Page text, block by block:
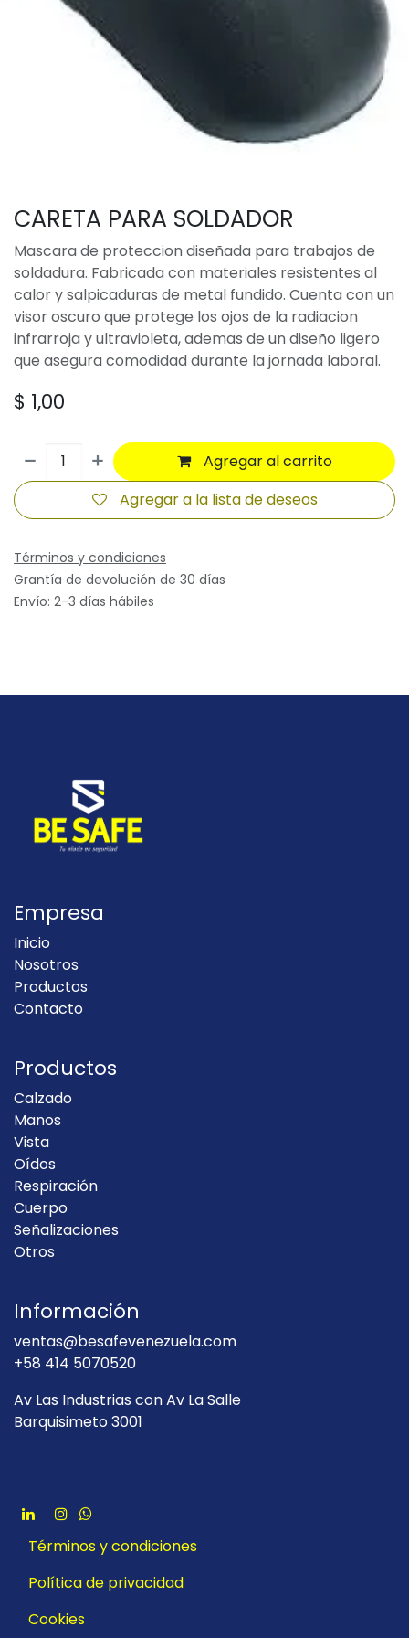
CARETA PARA SOLDADOR
Mascara de proteccion diseñada para trabajos de
soldadura. Fabricada con materiales resistentes al
calor y salpicaduras de metal fundido. Cuenta con un
visor oscuro que protege los ojos de la radiacion
infrarroja y ultravioleta, ademas de un diseño ligero
que asegura comodidad durante la jornada laboral.
$ 1,00
Agregar al carrito
Agregar a la lista de deseos
Términos y condiciones
Grantía de devolución de 30 días
Envío: 2-3 días hábiles
Empresa
Inicio
Nosotros
Productos
Contacto
Productos
Calzado
Manos
Vista
Oídos
Respiración
Cuerpo
Señalizaciones
Otros
Información
ventas@besafevenezuela.com
+58 414 5070520
Av Las Industrias con Av La Salle
Barquisimeto 3001
Términos y condiciones
Política de privacidad
Cookies